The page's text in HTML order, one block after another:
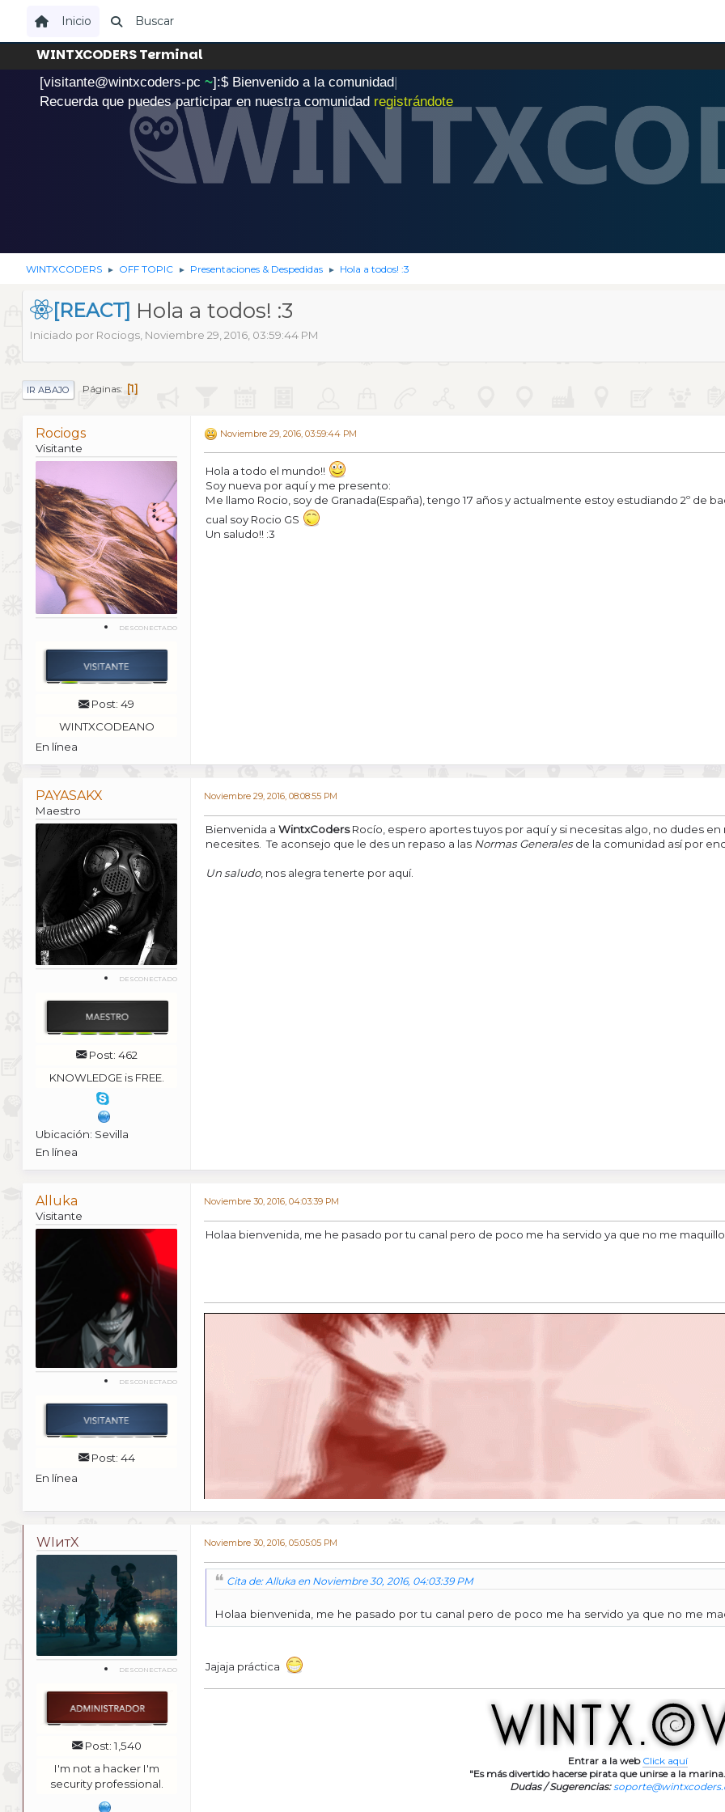
Inicio Buscar
WINTXCODERS Terminal
[visitante@wintxcoders-pc ~]:$ .Bienvenido a la comunidad|
Recuerda que puedes participar en nuestra comunidad registrándote
WINTXCODERS ► OFF TOPIC ► Presentaciones & Despedidas ► Hola a todos! :3
[REACT] Hola a todos! :3
Iniciado por Rociogs, Noviembre 29, 2016, 03:59:44 PM
IR ABAJO Páginas 1
Rociogs
Visitante
DESCONECTADO
Post: 49
WINTXCODEANO
En línea
Noviembre 29, 2016, 03:59:44 PM
Hola a todo el mundo!!
Soy nueva por aquí y me presento:
Me llamo Rocio, soy de Granada(España), tengo 17 años y actualmente estoy estudiando 2º de
cual soy Rocio GS
Un saludo!! :3
PAYASAKX
Maestro
DESCONECTADO
Post: 462
KNOWLEDGE is FREE.
Ubicación: Sevilla
En línea
Noviembre 29, 2016, 08:08:55 PM
Bienvenida a WintxCodersRocío, espero aportes tuyos por aquí y si necesitas algo, no dudes
necesites. Te aconsejo que le des un repaso a las Normas Generalesde la comunidad así por
Un saludo, nos alegra tenerte por aquí.
Alluka
Visitante
DESCONECTADO
Post: 44
En línea
Noviembre 30, 2016, 04:03:39 PM
Holaa bienvenida, me he pasado por tu canal pero de poco me ha servido ya que no me maquillo
WIитX
DESCONECTADO
Post: 1,540
I'm not a hacker I'm
security professional.
Noviembre 30, 2016, 05:05:05 PM
Cita de: Alluka en Noviembre 30, 2016, 04:03:39 PM
Holaa bienvenida, me he pasado por tu canal pero de poco me ha servido ya que no me
Jajaja práctica
Entrar a la web Click aquí
"Es más divertido hacerse pirata que unirse a la
Dudas / Sugerencias: